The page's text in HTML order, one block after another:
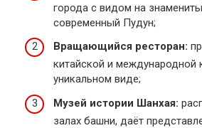
города с видом на
современный Пудун;
Вращающийся ресторан:
китайской и международной
уникальном виде;
Музей истории Шанхая:
залах башни, даёт